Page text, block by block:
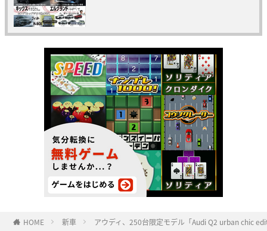
HOME 新車 アウディ、250台限定モデル「Audi Q2 urban chic